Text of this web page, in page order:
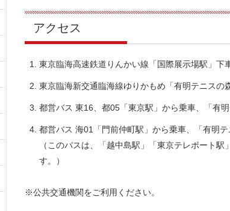
アクセス
東京臨海高速鉄道りんかい線「国際展示場駅」下
東京臨海新交通臨海線ゆりかもめ「有明テニスの
都営バス 東16、都05「東京駅」から乗車、「有
都営バス 海01「門前仲町駅」から乗車、「有明
（このバスは、「越中島駅」「東京テレポート
す。）
※公共交通機関をご利用ください。